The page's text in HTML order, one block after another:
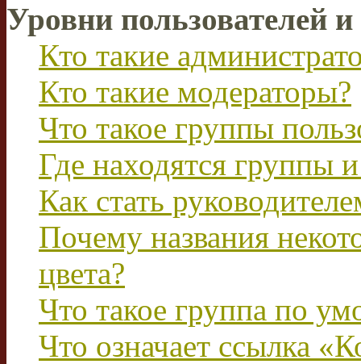
Уровни пользователей
Кто такие
Кто такие модераторы?
Что такое группы
Где находятся группы
Как стать
Почему названия
цвета?
Что такое группа по
Что означает ссылка